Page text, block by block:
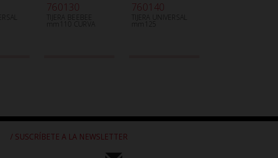
760130
TIJERA BEEBEE
mm110 CURVA
760140
TIJERA UNIVERSAL
mm125
/ SUSCRÍBETE A LA NEWSLETTER